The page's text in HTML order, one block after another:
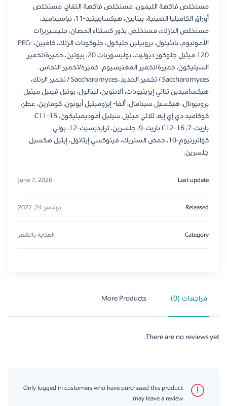
مستخلص فاكهة الليمون، مستخلص فاكهة التفاح، مستخلص
أوراق الكاميليا الصينية، بيتايين، هيكسابيبتيد-11، نياسيناميد،
مستخلص البازلاء، مستخلص بذور كستناء الحصان، جليسيريزات
الأمونيوم، بانثينول، بروبيلين جليكول، جلوكونات الزنك، كافيين، PEG-
120 ميثيل جلوكوز ديوليت، بوليسوربات 20، بيوتين، خميرة/تخمير
السيليكون، خميرة/تخمير المغنيسيوم، خميرة/تخمير النحاس.
Saccharomyces / تخمير الحديد، Saccharomyces / تخمير الزنك،
هيكساميدين ثنائي إيزيثيونات، آلانتوين، لينالول، بوتيل فينيل ميثيل
بروبيونال، هيكسيل سينامال، ألفا- إيزوميثيل أيونون، كومارين، عطر،
كوكاميد دي إي إيه، ثلاثي ميثيل سيليل أموديميثيكون، C11-15
باريث-7، C12-16 باريث-9، جلسرين، ترايديسيث-12، بولي
كواتيرنيوم-10، حمض الستريك، فينوكسي إيثانول، إيثيل هكسيل
جلسرين.
Last update
June 7, 2026
Released نوفمبر 24, 2022
Category العناية بالشعر
مراجعات (0) More Products
There are no reviews yet.
Only logged in customers who have purchased this product
may leave a review.